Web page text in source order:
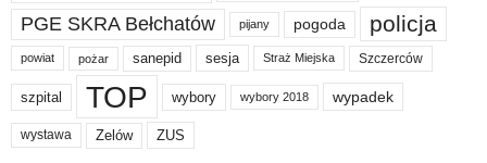
PGE SKRA Bełchatów pijany pogoda policja
powiat pożar sanepid sesja Straż Miejska Szczerców
szpital TOP wybory wybory 2018 wypadek
wystawa Zelów ZUS